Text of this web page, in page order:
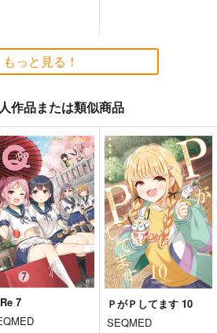
万象・第十四機
ジナル
サンプル
カート
神座万象・第十四機
オリジナル
サンプル
カート
もっと見る！
作品または類似商品
7
ＰがＰしてます 10
SEQMED